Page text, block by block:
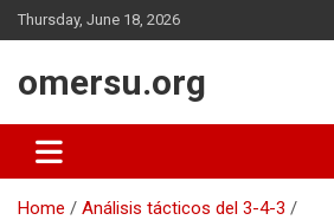
Skip
to
Thursday, June 18, 2026
omersu.org
Home
Análisis tácticos del 3-4-3